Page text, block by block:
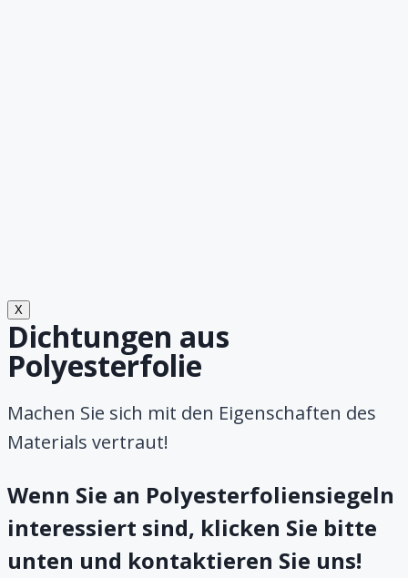
X
Dichtungen aus
Polyesterfolie
Machen Sie sich mit den Eigenschaften des
Materials vertraut!
Wenn Sie an Polyesterfoliensiegeln
interessiert sind, klicken Sie bitte
unten und kontaktieren Sie uns!